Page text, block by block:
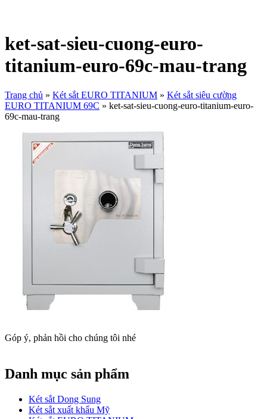
ket-sat-sieu-cuong-euro-
titanium-euro-69c-mau-trang
Trang chủ » Két sắt EURO TITANIUM » Két sắt siêu cường
EURO TITANIUM 69C » ket-sat-sieu-cuong-euro-titanium-euro-
69c-mau-trang
Góp ý, phản hồi cho chúng tôi nhé
Danh mục sản phẩm
Két sắt Dong Sung
Két sắt xuất khẩu Mỹ